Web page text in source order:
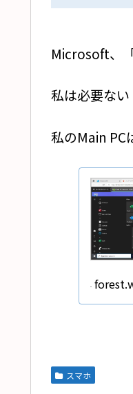
Microsoft、
私は必要ない
私のMain PC
スマホ